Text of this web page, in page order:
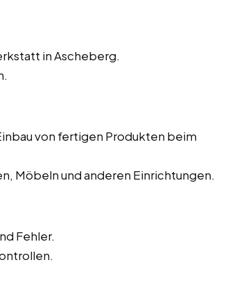
in Ascheberg.
von fertigen Produkten beim
Möbeln und anderen Einrichtungen.
Fehler.